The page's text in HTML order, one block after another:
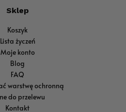
Sklep
Koszyk
Lista życzeń
Moje konto
Blog
FAQ
warstwę ochronną
do przelewu
Kontakt